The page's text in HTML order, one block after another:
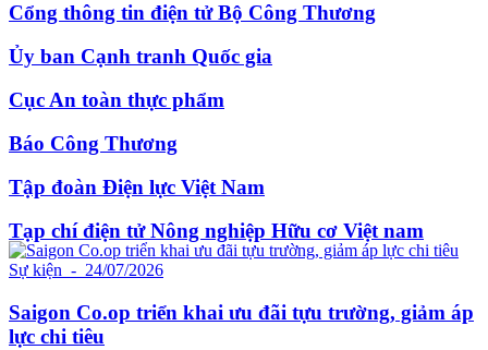
Cổng thông tin điện tử Bộ Công Thương
Ủy ban Cạnh tranh Quốc gia
Cục An toàn thực phẩm
Báo Công Thương
Tập đoàn Điện lực Việt Nam
Tạp chí điện tử Nông nghiệp Hữu cơ Việt nam
Sự kiện - 24/07/2026
Saigon Co.op triển khai ưu đãi tựu trường, giảm áp
lực chi tiêu